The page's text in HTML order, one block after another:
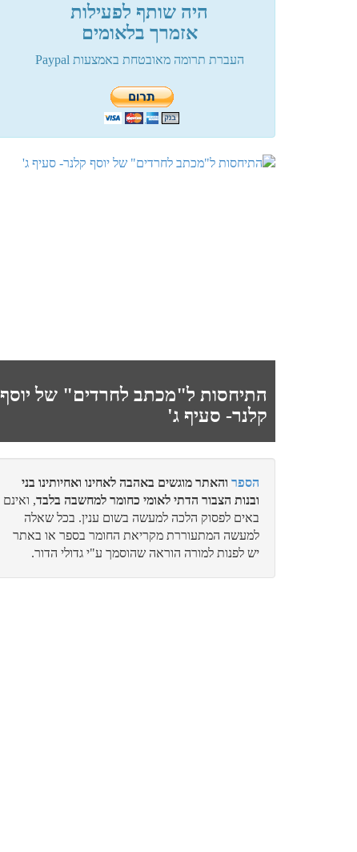
מעגל תשעים ותשע
שיטת הסלמי....
יואל אלחנן
קושיא מתוך תפיסה מעוותת...
לביא
קול קורא מאת הגרמ"ד ויסמנדל זצ"ל
היה שותף לפעילות
אזמרך בלאומים
העברת תרומה מאובטחת באמצעות Paypal
התיחסות ל"מכתב לחרדים" של יוסף
קלנר- סעיף ג'
הספר והאתר מוגשים באהבה לאחינו ואחיותינו בני
ובנות הצבור הדתי לאומי כחומר למחשבה בלבד, ואינם
באים לפסוק הלכה למעשה בשום ענין. בכל שאלה
למעשה המתעוררת מקריאת החומר בספר או באתר
יש לפנות למורה הוראה שהוסמך ע"י גדולי הדור.